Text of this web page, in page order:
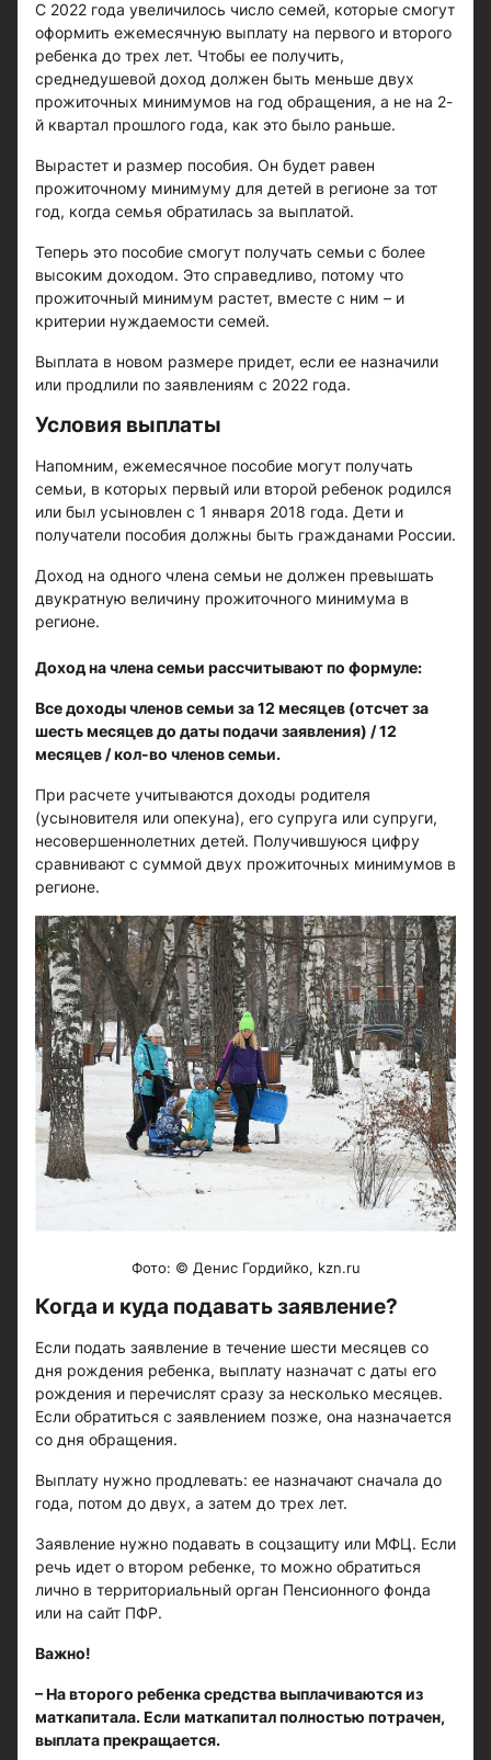
С 2022 года увеличилось число семей, которые смогут
оформить ежемесячную выплату на первого и второго
ребенка до трех лет. Чтобы ее получить,
среднедушевой доход должен быть меньше двух
прожиточных минимумов на год обращения, а не на 2-
й квартал прошлого года, как это было раньше.
Вырастет и размер пособия. Он будет равен
прожиточному минимуму для детей в регионе за тот
год, когда семья обратилась за выплатой.
Теперь это пособие смогут получать семьи с более
высоким доходом. Это справедливо, потому что
прожиточный минимум растет, вместе с ним – и
критерии нуждаемости семей.
Выплата в новом размере придет, если ее назначили
или продлили по заявлениям с 2022 года.
Условия выплаты
Напомним, ежемесячное пособие могут получать
семьи, в которых первый или второй ребенок родился
или был усыновлен с 1 января 2018 года. Дети и
получатели пособия должны быть гражданами России.
Доход на одного члена семьи не должен превышать
двукратную величину прожиточного минимума в
регионе.
Доход на члена семьи рассчитывают по формуле:
Все доходы членов семьи за 12 месяцев (отсчет за
шесть месяцев до даты подачи заявления) / 12
месяцев / кол-во членов семьи.
При расчете учитываются доходы родителя
(усыновителя или опекуна), его супруга или супруги,
несовершеннолетних детей. Получившуюся цифру
сравнивают с суммой двух прожиточных минимумов в
регионе.
Фото: © Денис Гордийко, kzn.ru
Когда и куда подавать заявление?
Если подать заявление в течение шести месяцев со
дня рождения ребенка, выплату назначат с даты его
рождения и перечислят сразу за несколько месяцев.
Если обратиться с заявлением позже, она назначается
со дня обращения.
Выплату нужно продлевать: ее назначают сначала до
года, потом до двух, а затем до трех лет.
Заявление нужно подавать в соцзащиту или МФЦ. Если
речь идет о втором ребенке, то можно обратиться
лично в территориальный орган Пенсионного фонда
или на сайт ПФР.
Важно!
– На второго ребенка средства выплачиваются из
маткапитала. Если маткапитал полностью потрачен,
выплата прекращается.